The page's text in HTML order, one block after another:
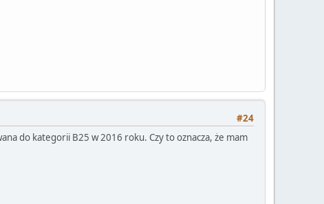
#24
do kategorii B25 w 2016 roku. Czy to oznacza, że mam